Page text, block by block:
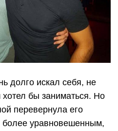
долго искал себя, не
бы заниматься. Но
перевернула его
более уравновешенным,